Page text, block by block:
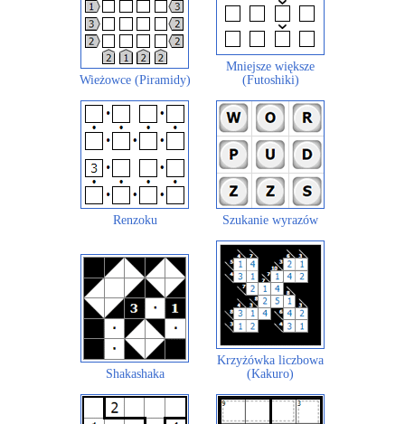
Wieżowce (Piramidy)
Mniejsze większe
(Futoshiki)
Renzoku Szukanie wyrazów
Shakashaka
Krzyżówka liczbowa
(Kakuro)